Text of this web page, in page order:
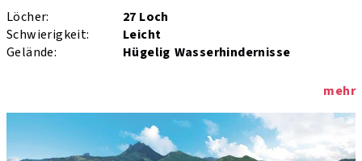
Löcher:
27 Loch
Schwierigkeit:
Leicht
Gelände:
Hügelig Wasserhindernisse
mehr